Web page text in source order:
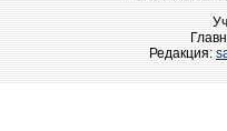
Редакция: